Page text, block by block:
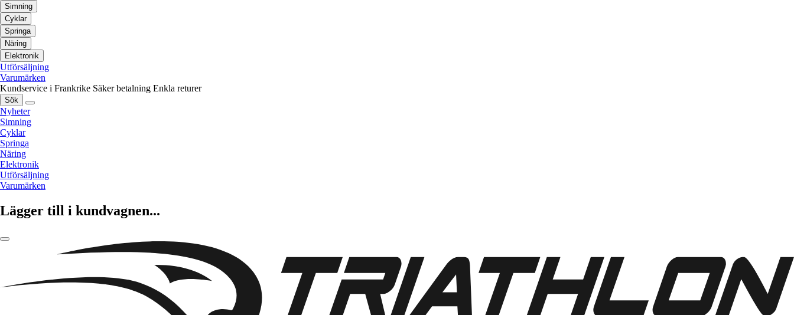
Simning
Cyklar
Springa
Näring
Elektronik
Utförsäljning
Varumärken
Kundservice i Frankrike Säker betalning Enkla returer
Sök
Nyheter
Simning
Cyklar
Springa
Näring
Elektronik
Utförsäljning
Varumärken
Lägger till i kundvagnen...